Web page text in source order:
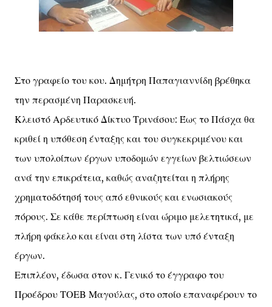
Στο γραφείο του κου. Δημήτρη Παπαγιαννίδη βρέθηκα
την περασμένη Παρασκευή.
Κλειστό Αρδευτικό Δίκτυο Τρινάσου: Έως το Πάσχα θα
κριθεί η υπόθεση ένταξης και του συγκεκριμένου και
των υπολοίπων έργων υποδομών εγγείων βελτιώσεων
ανά την επικράτεια, καθώς αναζητείται η πλήρης
χρηματοδότησή τους από εθνικούς και ενωσιακούς
πόρους. Σε κάθε περίπτωση είναι ώριμο μελετητικά, με
πλήρη φάκελο και είναι στη λίστα των υπό ένταξη
έργων.
Επιπλέον, έδωσα στον κ. Γενικό το έγγραφο του
Προέδρου ΤΟΕΒ Μαγούλας, στο οποίο επαναφέρουν το